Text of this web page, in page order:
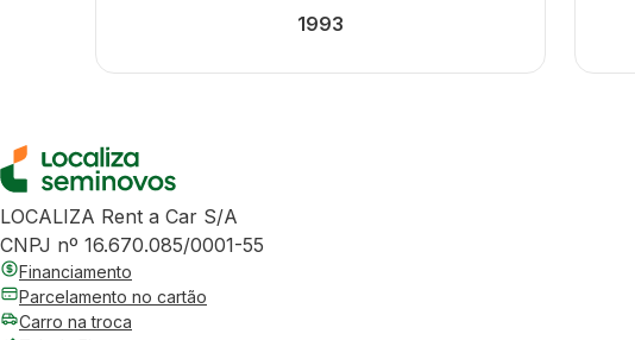
1993
LOCALIZA Rent a Car S/A
CNPJ nº 16.670.085/0001-55
Financiamento
Parcelamento no cartão
Carro na troca